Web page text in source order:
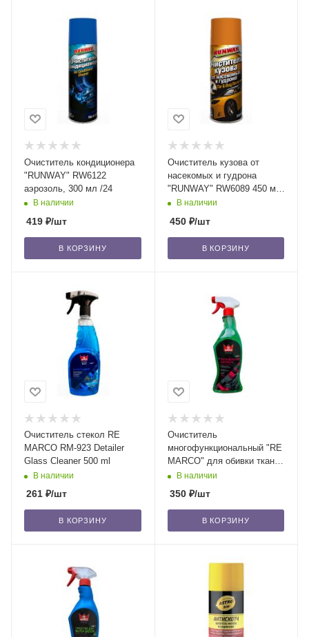
Очиститель кондиционера
"RUNWAY" RW6122
аэрозоль, 300 мл /24
В наличии
419 ₽/шт
В КОРЗИНУ
Очиститель кузова от
насекомых и гудрона
"RUNWAY" RW6089 450 мл
/12В наличии
450₽/шт
В КОРЗИНУ
Очиститель стекол RE
MARCO RM-923 Detailer
Glass Cleaner 500 ml
В наличии
261 ₽/шт
В КОРЗИНУ
Очиститель
многофункциональный "RE
MARCO" для обивки ткани
и винила, 750 мл /24
В наличии
350₽/шт
В КОРЗИНУ